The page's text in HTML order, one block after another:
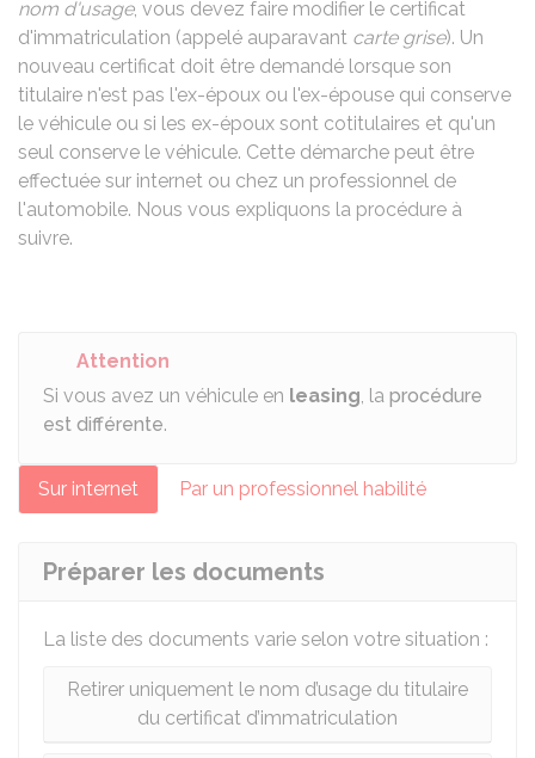
nom d'usage, vous devez faire modifier le certificat
d'immatriculation (appelé auparavant carte grise). Un
nouveau certificat doit être demandé lorsque son
titulaire n'est pas l'ex-époux ou l'ex-épouse qui conserve
le véhicule ou si les ex-époux sont cotitulaires et qu'un
seul conserve le véhicule. Cette démarche peut être
effectuée sur internet ou chez un professionnel de
l'automobile. Nous vous expliquons la procédure à
suivre.
Attention
Si vous avez un véhicule en leasing, la procédure
est différente.
Sur internet Par un professionnel habilité
Préparer les documents
La liste des documents varie selon votre situation :
Retirer uniquement le nom d’usage du titulaire
du certificat d’immatriculation